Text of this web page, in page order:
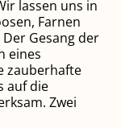
lassen uns in
Farnen
Gesang der
eines
zauberhafte
auf die
Zwei